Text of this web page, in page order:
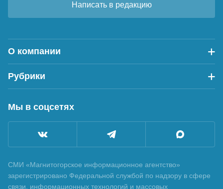
Написать в редакцию
О компании
Рубрики
Мы в соцсетях
СМИ «Магнитогорское информационное агентство»
зарегистрировано Федеральной службой по надзору в сфере
связи, информационных технологий и массовых